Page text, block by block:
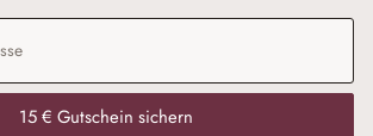
15 € Gutschein sichern